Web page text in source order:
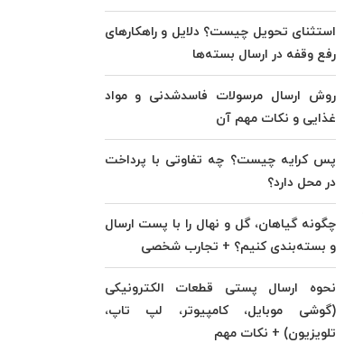
استثنای تحویل چیست؟ دلایل و راهکارهای
رفع وقفه در ارسال بسته‌ها
روش ارسال مرسولات فاسدشدنی و مواد
غذایی و نکات مهم آن
پس کرایه چیست؟ چه تفاوتی با پرداخت
در محل دارد؟
چگونه گیاهان، گل و نهال را با پست ارسال
و بسته‌بندی کنیم؟ + تجارب شخصی
نحوه ارسال پستی قطعات الکترونیکی
(گوشی موبایل، کامپیوتر، لپ تاپ،
تلویزیون) + نکات مهم